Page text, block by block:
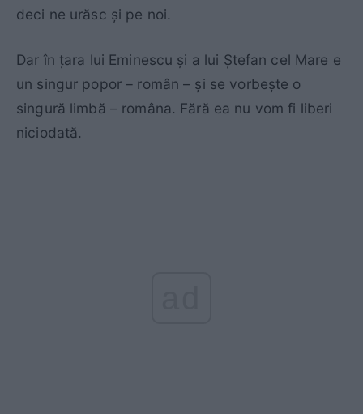
deci ne urăsc şi pe noi.
Dar în ţara lui Eminescu şi a lui Ştefan cel Mare e
un singur popor – român – şi se vorbeşte o
singură limbă – româna. Fără ea nu vom fi liberi
niciodată.